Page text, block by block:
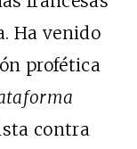
Ha venido
profética
contra